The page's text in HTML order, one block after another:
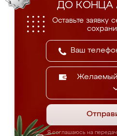
ДО КОНЦА
Оставьте заявку
Я соглашаюсь на